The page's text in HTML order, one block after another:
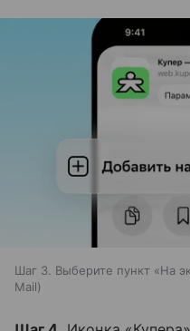
Шаг 3. Выберите пункт «На
Mail